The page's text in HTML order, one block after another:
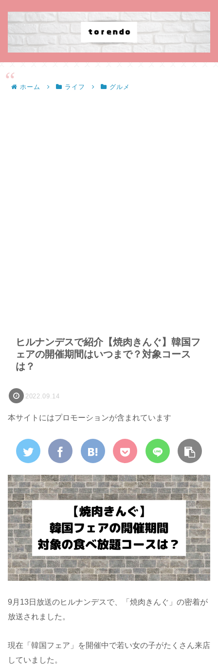
ホーム ライフ グルメ
ヒルナンデスで紹介【焼肉きんぐ】韓国フ
ェアの開催期間はいつまで？対象コース
は？
2022.09.14
本サイトにはプロモーションが含まれています
9月13日放送のヒルナンデスで、「焼肉きんぐ」の密着が
放送されました。
現在「韓国フェア」を開催中で若い女の子がたくさん来店
していました。